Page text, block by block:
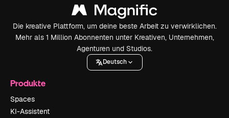
Die kreative Plattform, um deine beste Arbeit zu verwirklichen.
Mehr als 1 Million Abonnenten unter Kreativen, Unternehmen,
Agenturen und Studios.
Deutsch
Produkte
Spaces
KI-Assistent